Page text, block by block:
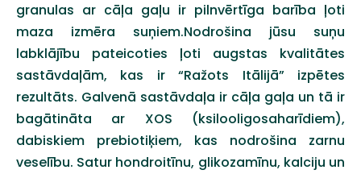
granulas ar cāļa gaļu ir pilnvērtīga barība ļoti
maza izmēra suņiem.Nodrošina jūsu suņu
labklājību pateicoties ļoti augstas kvalitātes
sastāvdaļām, kas ir “Ražots Itālijā” izpētes
rezultāts. Galvenā sastāvdaļa ir cāļa gaļa un tā ir
bagātināta ar XOS (ksilooligosaharīdiem),
dabiskiem prebiotiķiem, kas nodrošina zarnu
veselību. Satur hondroitīnu, glikozamīnu, kalciju un